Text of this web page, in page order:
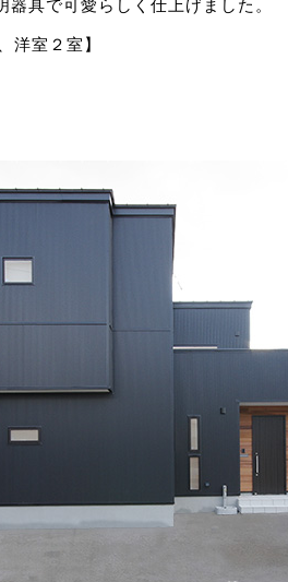
具で可愛らしく仕上げました。
洋室２室】